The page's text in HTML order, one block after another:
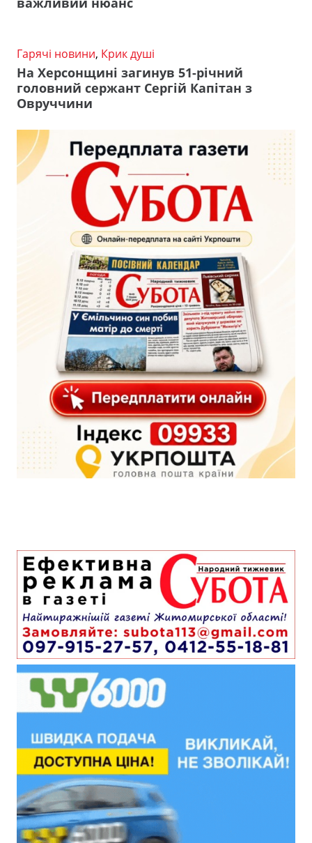
Гарячі новини, Крик душі
На Херсонщині загинув 51-річний
головний сержант Сергій Капітан з
Овруччини